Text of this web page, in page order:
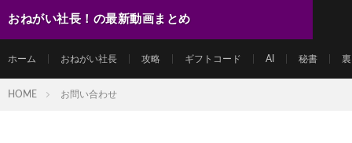
おねがい社長！の最新動画まとめ
ホーム おねがい社長 攻略 ギフトコード AI 秘書
HOME お問い合わせ